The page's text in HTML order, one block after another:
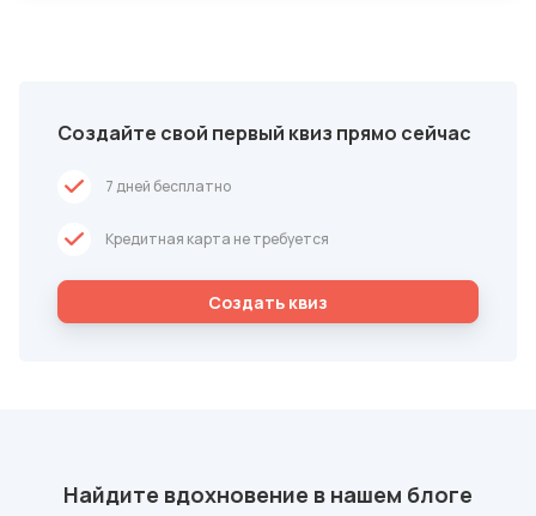
Создайте свой первый квиз прямо сейчас
7 дней бесплатно
Кредитная карта не требуется
Cоздать квиз
Найдите вдохновение в нашем блоге